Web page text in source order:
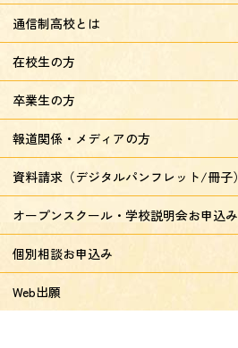
通信制高校とは
在校生の方
卒業生の方
報道関係・メディアの方
資料請求（デジタルパンフレット/冊子）
オープンスクール・学校説明会お申込み
個別相談お申込み
Web出願